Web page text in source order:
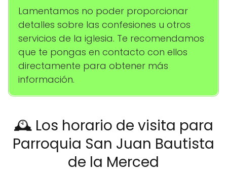
Lamentamos no poder proporcionar
detalles sobre las confesiones u otros
servicios de la iglesia. Te recomendamos
que te pongas en contacto con ellos
directamente para obtener más
información.
🕰️ Los horario de visita para
Parroquia San Juan Bautista
de la Merced